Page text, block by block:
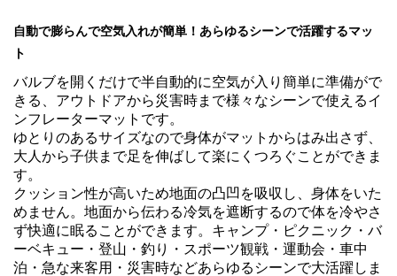
自動で膨らんで空気入れが簡単！あらゆるシーンで活躍するマッ
ト
バルブを開くだけで半自動的に空気が入り簡単に準備がで
きる、アウトドアから災害時まで様々なシーンで使えるイ
ンフレーターマットです。
ゆとりのあるサイズなので身体がマットからはみ出さず、
大人から子供まで足を伸ばして楽にくつろぐことができま
す。
クッション性が高いため地面の凸凹を吸収し、身体をいた
めません。地面から伝わる冷気を遮断するので体を冷やさ
ず快適に眠ることができます。キャンプ・ピクニック・バ
ーベキュー・登山・釣り・スポーツ観戦・運動会・車中
泊・急な来客用・災害時などあらゆるシーンで大活躍しま